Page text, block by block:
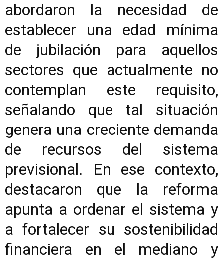
abordaron la necesidad de
establecer una edad mínima
de jubilación para aquellos
sectores que actualmente no
contemplan este requisito,
señalando que tal situación
genera una creciente demanda
de recursos del sistema
previsional. En ese contexto,
destacaron que la reforma
apunta a ordenar el sistema y
a fortalecer su sostenibilidad
financiera en el mediano y